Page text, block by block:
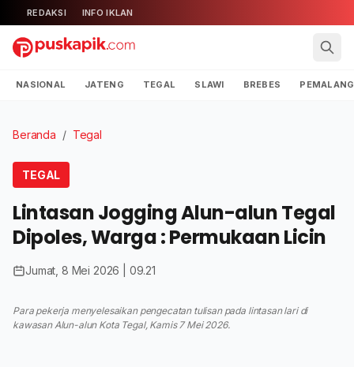
REDAKSI INFO IKLAN
NASIONAL JATENG TEGAL SLAWI BREBES PEMALANG
Beranda / Tegal
TEGAL
Lintasan Jogging Alun-alun Tegal
Dipoles, Warga : Permukaan Licin
Jumat, 8 Mei 2026 | 09.21
Para pekerja menyelesaikan pengecatan tulisan pada lintasan lari di
kawasan Alun-alun Kota Tegal, Kamis 7 Mei 2026.